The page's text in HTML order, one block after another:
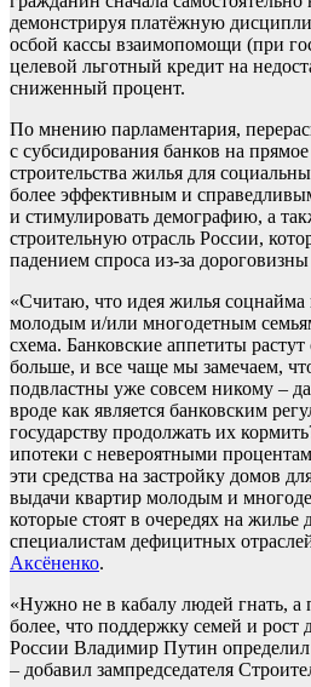
демонстрируя платёжную
осбой кассы взаимопомощи (при
целевой льготный кредит на
сниженный процент.
По мнению парламентария,
с субсидирования банков на
строительства жилья для
более эффективным и
и стимулировать демографию, а
строительную отрасль России,
падением спроса из-за
«Считаю, что идея жилья соцнайма
молодым и/или многодетным
схема. Банковские аппетиты
больше, и все чаще мы замечаем,
подвластны уже совсем никому –
вроде как является банковским
государству продолжать их
ипотеки с невероятными
эти средства на застройку домов
выдачи квартир молодым и
которые стоят в очередях на
специалистам дефицитных
Аксёненко.
«Нужно не в кабалу людей гнать, а
более, что поддержку семей и рост
России Владимир Путин определил
– добавил зампредседателя